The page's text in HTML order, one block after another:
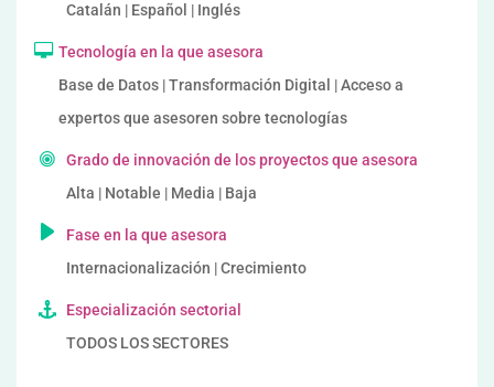
Catalán | Español | Inglés
Tecnología en la que asesora
Base de Datos | Transformación Digital | Acceso a
expertos que asesoren sobre tecnologías
Grado de innovación de los proyectos que asesora
Alta | Notable | Media | Baja
Fase en la que asesora
Internacionalización | Crecimiento
Especialización sectorial
TODOS LOS SECTORES